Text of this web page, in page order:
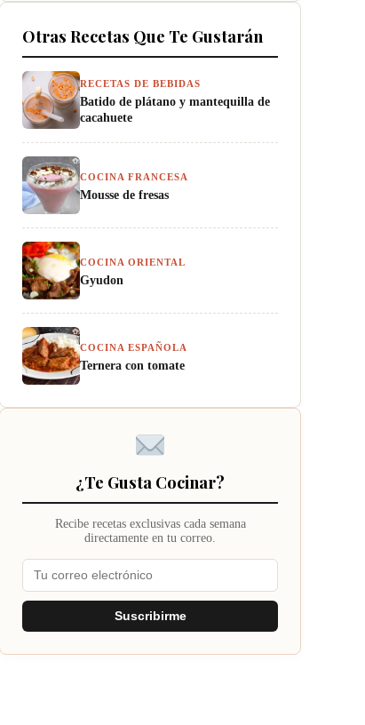
Otras Recetas Que Te Gustarán
RECETAS DE BEBIDAS
Batido de plátano y mantequilla de
cacahuete
COCINA FRANCESA
Mousse de fresas
COCINA ORIENTAL
Gyudon
COCINA ESPAÑOLA
Ternera con tomate
¿Te Gusta Cocinar?
Recibe recetas exclusivas cada semana
directamente en tu correo.
Suscribirme